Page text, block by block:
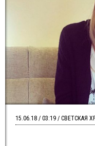
15.06.18 / 03:19 / СВЕТСКАЯ